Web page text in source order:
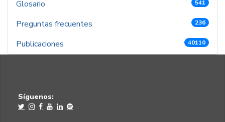
Glosario 541
Preguntas frecuentes 236
Publicaciones 40110
Síguenos: